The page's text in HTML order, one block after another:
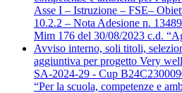
Asse I – Istruzione – FSE–
10.2.2 – Nota Adesione n.
Mim 176 del 30/08/2023 c.d.
Avviso interno, soli titoli,
aggiuntiva per progetto Very
SA-2024-29 - Cup
“Per la scuola, competenze e